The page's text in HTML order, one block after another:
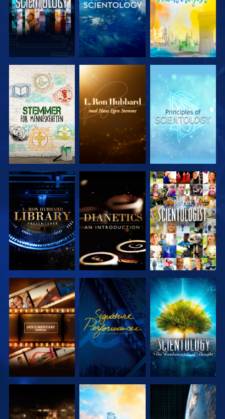
UTFORSK
SERIEN
UTFORSK
SERIEN
UTFORSK
SERIEN
UTFORSK
SERIEN
UTFORSK
SERIEN
SE
UTFORSK
SERIEN
SE
UTFORSK
SERIEN
UTFORSK
UTFORSK
SE